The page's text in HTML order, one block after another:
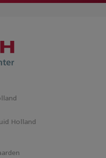
Holland